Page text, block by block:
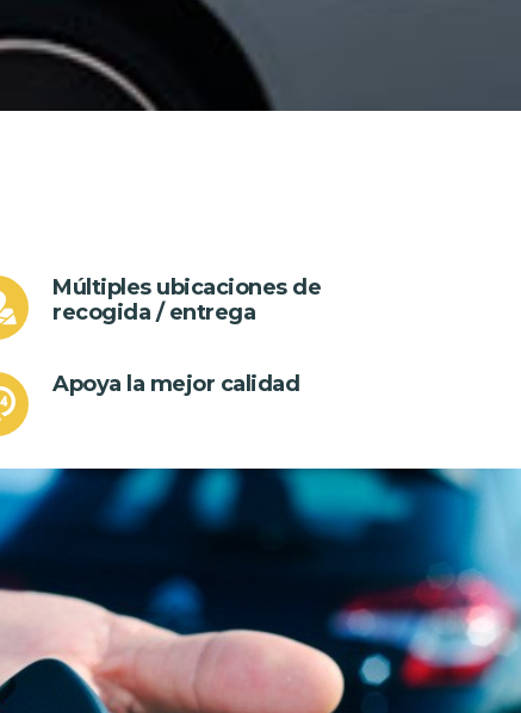
Múltiples ubicaciones de
recogida / entrega
Apoya la mejor calidad